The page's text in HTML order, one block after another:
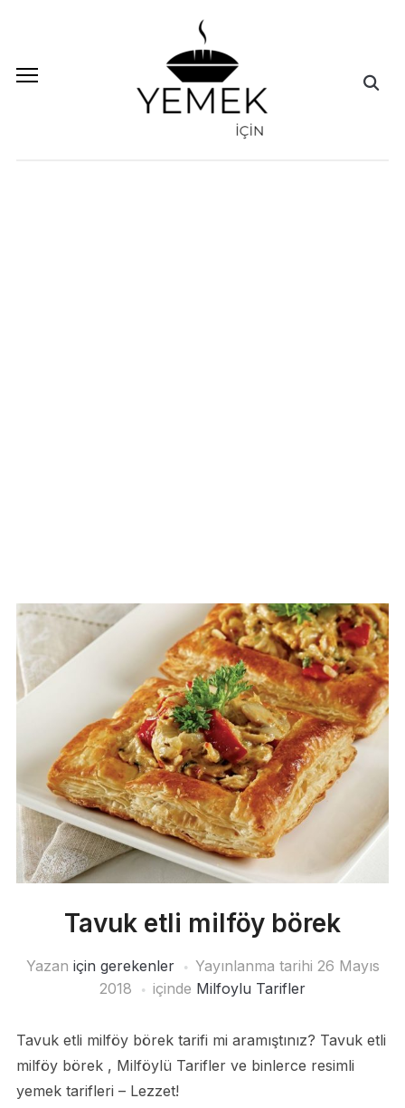
Tavuk etli milföy börek
Yazan için gerekenler Yayınlanma tarihi 26 Mayıs
2018
içinde Milfoylu Tarifler
Tavuk etli milföy börek tarifi mi aramıştınız? Tavuk etli
milföy börek , Milföylü Tarifler ve binlerce resimli
yemek tarifleri – Lezzet!